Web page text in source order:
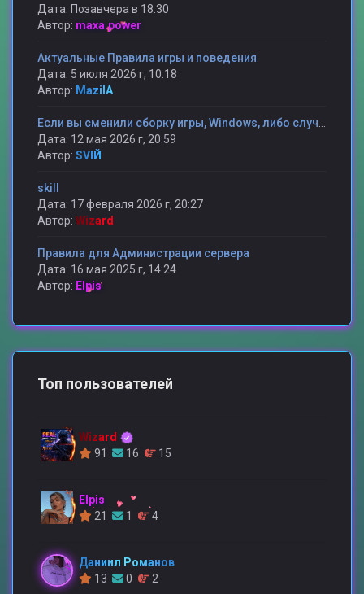
Дата: Позавчера в 18:30
Автор: maxa.power
Актуальные Правила игры и поведения
Дата: 5 июля 2026 г, 10:18
Автор: MazilA
Дата: 12 мая 2026 г, 20:59
Автор: SVIЙ
skill
Дата: 17 февраля 2026 г, 20:27
Автор: Wizard
Правила для Администрации сервера
Дата: 16 мая 2025 г, 14:24
Автор: Elpis
Топ пользователей
Wizard
91
16 15
Elpis
21
1 4
Даниил Романов
13
0 2